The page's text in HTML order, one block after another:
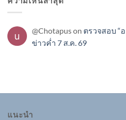
@Chotapuson ตรวจสอบ “
ข่าวค่ำ 7 ส.ค. 69
แนะนำ